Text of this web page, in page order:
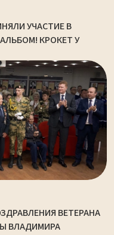
УЧАСТИЕ В
КРОКЕТ У
ВЕТЕРАНА
ВЛАДИМИРА